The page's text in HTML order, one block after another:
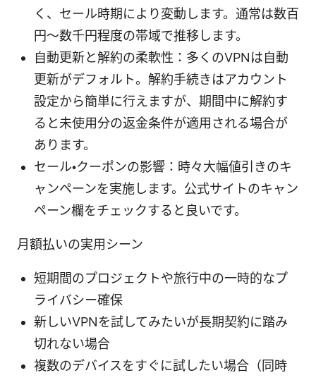
く、セール時期により変動します。通常は数百
円～数千円程度の帯域で推移します。
自動更新と解約の柔軟性：多くのVPNは自動
更新がデフォルト。解約手続きはアカウント
設定から簡単に行えますが、期間中に解約す
ると未使用分の返金条件が適用される場合が
あります。
セール・クーポンの影響：時々大幅値引きのキ
ャンペーンを実施します。公式サイトのキャン
ペーン欄をチェックすると良いです。
月額払いの実用シーン
短期間のプロジェクトや旅行中の一時的なプ
ライバシー確保
新しいVPNを試してみたいが長期契約に踏み
切れない場合
複数のデバイスをすぐに試したい場合（同時